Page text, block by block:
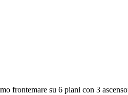
frontemare su 6 piani con 3